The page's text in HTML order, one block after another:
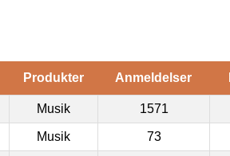
Produkter Anmeldelser
Musik 1571
Musik 73